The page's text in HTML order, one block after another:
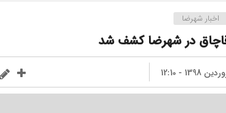
اخبار شهرضا